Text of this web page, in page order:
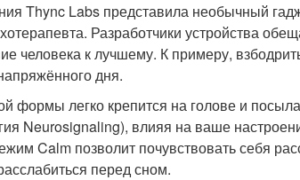
Thync Labs представила необычный
Разработчики устройства
человека к лучшему. К примеру,
дня.
формы легко крепится на голове и
Neurosignaling), влияя на ваше
Calm позволит почувствовать себя
перед сном.